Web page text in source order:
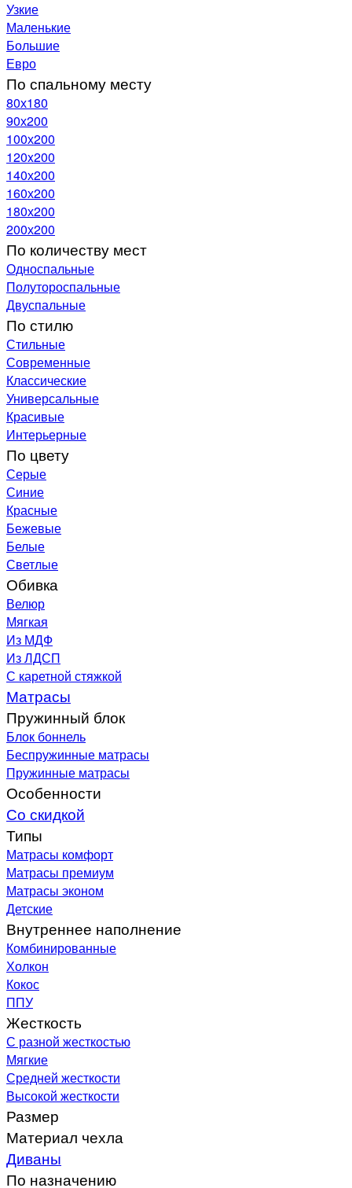
Узкие
Маленькие
Большие
Евро
По спальному месту
80х180
90х200
100х200
120x200
140х200
160х200
180х200
200х200
По количеству мест
Односпальные
Полутороспальные
Двуспальные
По стилю
Стильные
Современные
Классические
Универсальные
Красивые
Интерьерные
По цвету
Серые
Синие
Красные
Бежевые
Белые
Светлые
Обивка
Велюр
Мягкая
Из МДФ
Из ЛДСП
С каретной стяжкой
Матрасы
Пружинный блок
Блок боннель
Беспружинные матрасы
Пружинные матрасы
Особенности
Со скидкой
Типы
Матрасы комфорт
Матрасы премиум
Матрасы эконом
Детские
Внутреннее наполнение
Комбинированные
Холкон
Кокос
ППУ
Жесткость
С разной жесткостью
Мягкие
Средней жесткости
Высокой жесткости
Размер
Материал чехла
Диваны
По назначению